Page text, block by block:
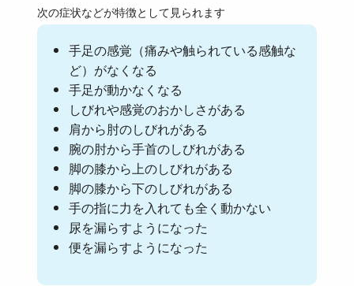
次の症状などが特徴として見られます
手足の感覚（痛みや触られている感触な
ど）がなくなる
手足が動かなくなる
しびれや感覚のおかしさがある
肩から肘のしびれがある
腕の肘から手首のしびれがある
脚の膝から上のしびれがある
脚の膝から下のしびれがある
手の指に力を入れても全く動かない
尿を漏らすようになった
便を漏らすようになった